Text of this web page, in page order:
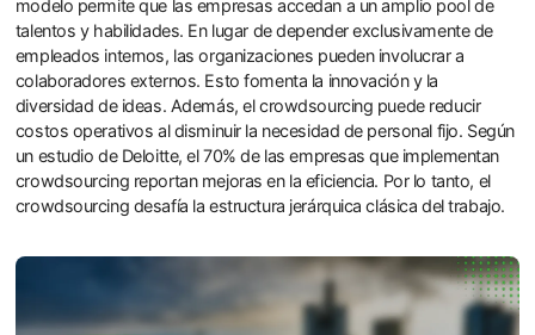
modelo permite que las empresas accedan a un amplio pool de
talentos y habilidades. En lugar de depender exclusivamente de
empleados internos, las organizaciones pueden involucrar a
colaboradores externos. Esto fomenta la innovación y la
diversidad de ideas. Además, el crowdsourcing puede reducir
costos operativos al disminuir la necesidad de personal fijo. Según
un estudio de Deloitte, el 70% de las empresas que implementan
crowdsourcing reportan mejoras en la eficiencia. Por lo tanto, el
crowdsourcing desafía la estructura jerárquica clásica del trabajo.